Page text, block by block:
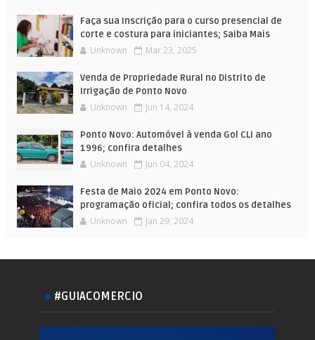
Faça sua Inscrição para o curso presencial de
corte e costura para iniciantes; Saiba Mais
Unknown Mar 23, 2025
Venda de Propriedade Rural no Distrito de
Irrigação de Ponto Novo
Unknown Jun 14, 2024
Ponto Novo: Automóvel à venda Gol CLI ano
1996; confira detalhes
Unknown Jun 04, 2024
Festa de Maio 2024 em Ponto Novo:
programação oficial; confira todos os detalhes
Unknown Jan 29, 2024
#GUIACOMERCIO